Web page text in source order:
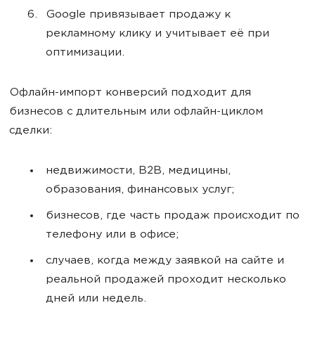
Google привязывает продажу к
рекламному клику и учитывает её при
оптимизации.
Офлайн-импорт конверсий подходит для
бизнесов с длительным или офлайн-циклом
сделки:
недвижимости, B2B, медицины,
образования, финансовых услуг;
бизнесов, где часть продаж происходит по
телефону или в офисе;
случаев, когда между заявкой на сайте и
реальной продажей проходит несколько
дней или недель.